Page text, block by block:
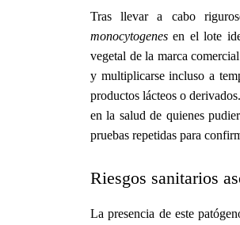
Tras llevar a cabo
monocytogenes en el lote
vegetal de la marca
y multiplicarse incluso a
productos lácteos o
en la salud de quienes
pruebas repetidas para
Riesgos sanitarios
La presencia de este